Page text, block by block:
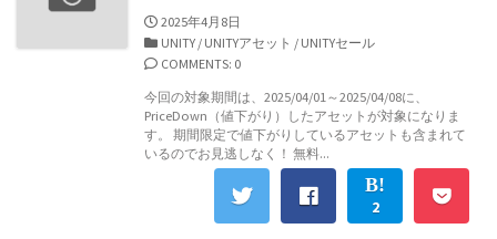
公
開
日
2025年4月8日
カ
テ
リ
ー
UNITY / UNITYアセット / UNITYセール
COMMENTS: 0
今回の対象期間は、2025/04/01～2025/04/08に、
PriceDown（値下がり）したアセットが対象になりま
す。 期間限定で値下がりしているアセットも含まれて
いるのでお見逃しなく！ 無料...
2